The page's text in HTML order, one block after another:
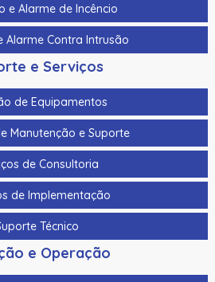
e Alarme de Incêncio
Alarme Contra Intrusão
e Serviços
de Equipamentos
Manutenção e Suporte
de Consultoria
de Implementação
Técnico
e Operação